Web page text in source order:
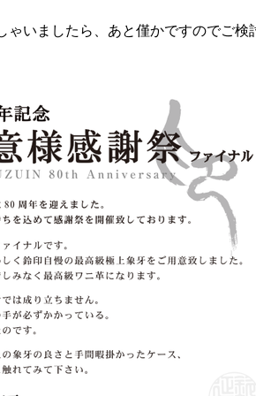
ゃいましたら、あと僅かですのでご検